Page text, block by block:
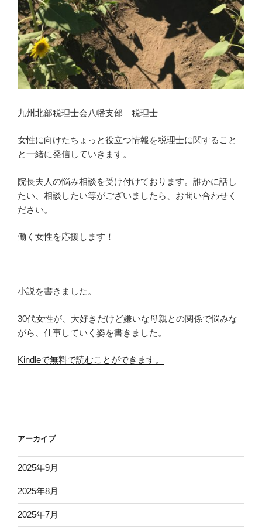
九州北部税理士会八幡支部 税理士
女性に向けたちょっと役立つ情報を税理士に関すること
と一緒に発信していきます。
院長夫人の悩み相談を受け付けております。誰かに話し
たい、相談したい等がございましたら、お問い合わせく
ださい。
働く女性を応援します！
小説を書きました。
30代女性が、大好きだけど嫌いな母親との関係で悩みな
がら、仕事していく姿を書きました。
Kindleで無料で読むことができます。
アーカイブ
2025年9月
2025年8月
2025年7月